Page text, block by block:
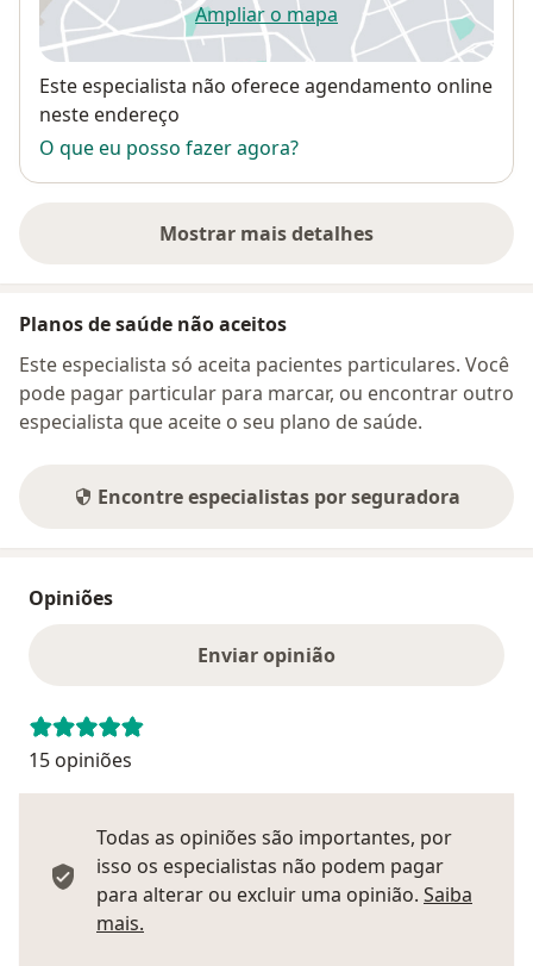
Ampliar o mapaabre num novo separador
Disponibilidade
Este especialista não oferece agendamento online
neste endereço
O que eu posso fazer agora?
Mostrar mais detalhes
sobre o endereço
Planos de saúde não aceitos
Este especialista só aceita pacientes particulares. Você
pode pagar particular para marcar, ou encontrar outro
especialista que aceite o seu plano de saúde.
Encontre especialistas por seguradora
Opiniões
Enviar opinião
15 opiniões
Todas as opiniões são importantes, por
isso os especialistas não podem pagar
para alterar ou excluir uma opinião. Saiba
mais.